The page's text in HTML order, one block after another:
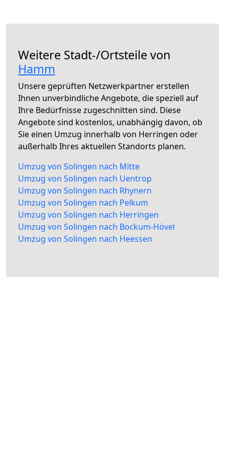
Weitere Stadt-/Ortsteile von
Hamm
Unsere geprüften Netzwerkpartner erstellen
Ihnen unverbindliche Angebote, die speziell auf
Ihre Bedürfnisse zugeschnitten sind. Diese
Angebote sind kostenlos, unabhängig davon, ob
Sie einen Umzug innerhalb von Herringen oder
außerhalb Ihres aktuellen Standorts planen.
Umzug von Solingen nach Mitte
Umzug von Solingen nach Uentrop
Umzug von Solingen nach Rhynern
Umzug von Solingen nach Pelkum
Umzug von Solingen nach Herringen
Umzug von Solingen nach Bockum-Hövel
Umzug von Solingen nach Heessen